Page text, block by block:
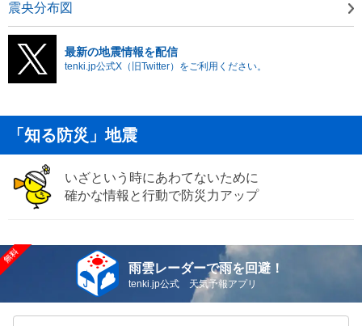
震央分布図
最新の地震情報を配信
tenki.jp公式X（旧Twitter）をご利用ください。
「知る防災」地震
いざという時にあわてないために
確かな情報と行動で防災力アップ
雨雲レーダーで雨を回避！
tenki.jp公式 天気予報アプリ